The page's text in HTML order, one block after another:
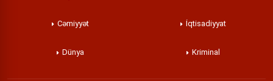
Cəmiyyət İqtisadiyyat
Dünya Kriminal